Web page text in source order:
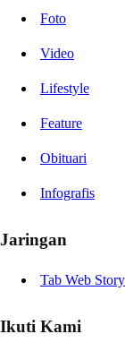
Foto
Video
Lifestyle
Feature
Obituari
Infografis
Jaringan
Tab Web Story
Ikuti Kami